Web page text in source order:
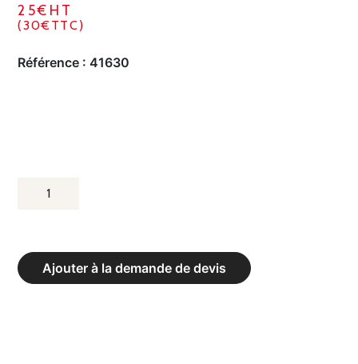
25€HT
(30€TTC)
Référence :41630
Ajouter à la demande de devis
QUANTITÉ
DE
TATAMIS